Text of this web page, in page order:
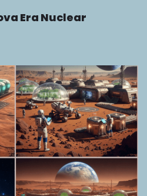
Era Nuclear